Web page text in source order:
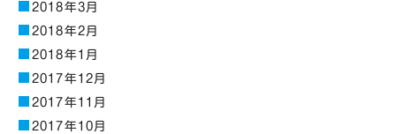
2018年3月
2018年2月
2018年1月
2017年12月
2017年11月
2017年10月